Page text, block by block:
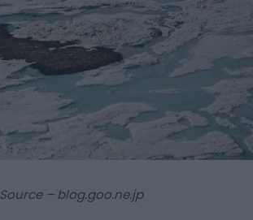
Source – blog.goo.ne.jp